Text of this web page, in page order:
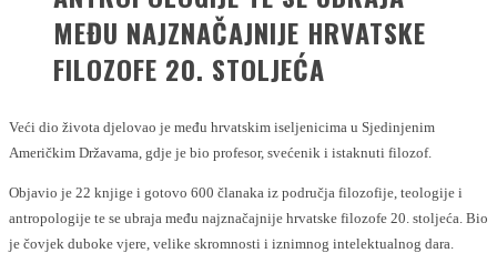
MEĐU NAJZNAČAJNIJE HRVATSKE
FILOZOFE 20. STOLJEĆA
Veći dio života djelovao je među hrvatskim iseljenicima u Sjedinjenim
Američkim Državama, gdje je bio profesor, svećenik i istaknuti filozof.
Objavio je 22 knjige i gotovo 600 članaka iz područja filozofije, teologije i
antropologije te se ubraja među najznačajnije hrvatske filozofe 20. stoljeća. Bio
je čovjek duboke vjere, velike skromnosti i iznimnog intelektualnog dara.